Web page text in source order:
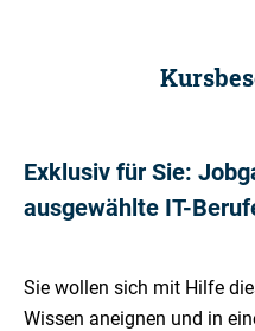
Exklusiv für Sie:
ausgewählte IT-
Sie wollen sich mit Hilfe
Wissen aneignen und in